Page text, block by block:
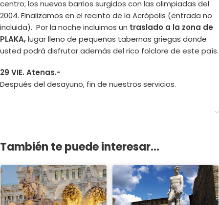
centro; los nuevos barrios surgidos con las olimpiadas del
2004. Finalizamos en el recinto de la Acrópolis (entrada no
incluida). Por la noche incluimos un traslado a la zona de
PLAKA,lugar lleno de pequeñas tabernas griegas donde
usted podrá disfrutar además del rico folclore de este país.
29 VIE. Atenas.-
Después del desayuno, fin de nuestros servicios.
También te puede interesar...